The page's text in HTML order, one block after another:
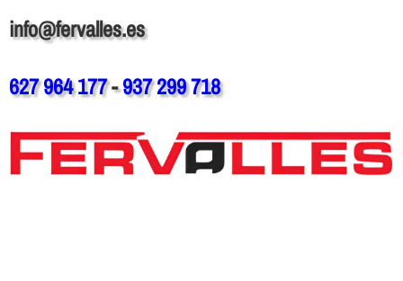
info@fervalles.es
627 964 177-937 299 718